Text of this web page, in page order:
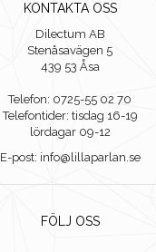
KONTAKTA OSS
Dilectum AB
Stenåsavägen 5
439 53 Åsa
Telefon: 0725-55 02 70
Telefontider: tisdag 16-19
lördagar 09-12
E-post: info@lillaparlan.se
FÖLJ OSS